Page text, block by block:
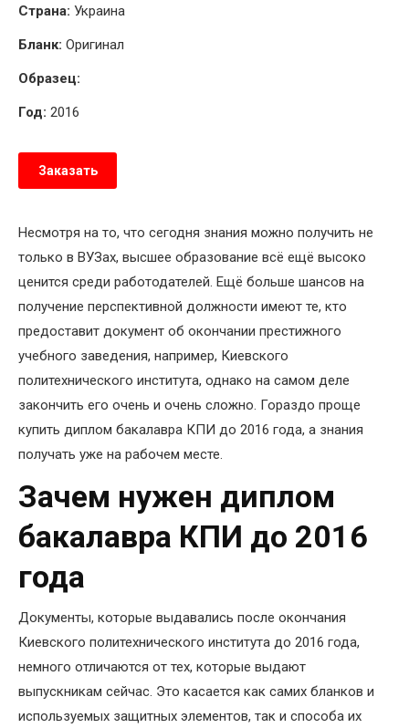
Страна: Украина
Бланк: Оригинал
Образец:
Год: 2016
Заказать
Несмотря на то, что сегодня знания можно получить не
только в ВУЗах, высшее образование всё ещё высоко
ценится среди работодателей. Ещё больше шансов на
получение перспективной должности имеют те, кто
предоставит документ об окончании престижного
учебного заведения, например, Киевского
политехнического института, однако на самом деле
закончить его очень и очень сложно. Гораздо проще
купить диплом бакалавра КПИ до 2016 года, а знания
получать уже на рабочем месте.
Зачем нужен диплом
бакалавра КПИ до 2016
года
Документы, которые выдавались после окончания
Киевского политехнического института до 2016 года,
немного отличаются от тех, которые выдают
выпускникам сейчас. Это касается как самих бланков и
используемых защитных элементов, так и способа их